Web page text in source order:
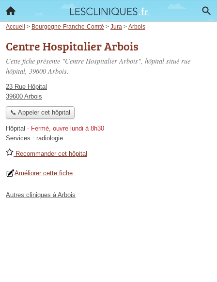
Accueil > Bourgogne-Franche-Comté > Jura > Arbois
Centre Hospitalier Arbois
Cette fiche présente "Centre Hospitalier Arbois", hôpital situé rue
hôpital, 39600 Arbois.
23 Rue Hôpital
39600 Arbois
📞 Appeler cet hôpital
Hôpital - Fermé, ouvre lundi à 8h30
Services : radiologie
Recommander cet hôpital
Améliorer cette fiche
Autres cliniques à Arbois